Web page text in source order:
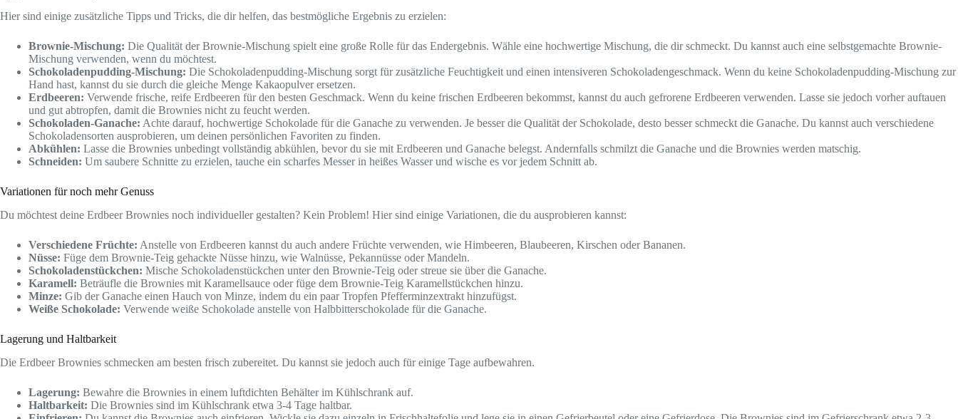
Hier sind einige zusätzliche Tipps und Tricks, die dir helfen, das bestmögliche Ergebnis zu erzielen:
Brownie-Mischung: Die Qualität der Brownie-Mischung spielt eine große Rolle für das Endergebnis. Wähle eine hochwertige Mischung, die dir schmeckt. Du kannst auch eine selbstgemachte Brownie-
Mischung verwenden, wenn du möchtest.
Schokoladenpudding-Mischung: Die Schokoladenpudding-Mischung sorgt für zusätzliche Feuchtigkeit und einen intensiveren Schokoladengeschmack. Wenn du keine Schokoladenpudding-Mischung zur
Hand hast, kannst du sie durch die gleiche Menge Kakaopulver ersetzen.
Erdbeeren: Verwende frische, reife Erdbeeren für den besten Geschmack. Wenn du keine frischen Erdbeeren bekommst, kannst du auch gefrorene Erdbeeren verwenden. Lasse sie jedoch vorher auftauen
und gut abtropfen, damit die Brownies nicht zu feucht werden.
Schokoladen-Ganache: Achte darauf, hochwertige Schokolade für die Ganache zu verwenden. Je besser die Qualität der Schokolade, desto besser schmeckt die Ganache. Du kannst auch verschiedene
Schokoladensorten ausprobieren, um deinen persönlichen Favoriten zu finden.
Abkühlen: Lasse die Brownies unbedingt vollständig abkühlen, bevor du sie mit Erdbeeren und Ganache belegst. Andernfalls schmilzt die Ganache und die Brownies werden matschig.
Schneiden: Um saubere Schnitte zu erzielen, tauche ein scharfes Messer in heißes Wasser und wische es vor jedem Schnitt ab.
Variationen für noch mehr Genuss
Du möchtest deine Erdbeer Brownies noch individueller gestalten? Kein Problem! Hier sind einige Variationen, die du ausprobieren kannst:
Verschiedene Früchte: Anstelle von Erdbeeren kannst du auch andere Früchte verwenden, wie Himbeeren, Blaubeeren, Kirschen oder Bananen.
Nüsse: Füge dem Brownie-Teig gehackte Nüsse hinzu, wie Walnüsse, Pekannüsse oder Mandeln.
Schokoladenstückchen: Mische Schokoladenstückchen unter den Brownie-Teig oder streue sie über die Ganache.
Karamell: Beträufle die Brownies mit Karamellsauce oder füge dem Brownie-Teig Karamellstückchen hinzu.
Minze: Gib der Ganache einen Hauch von Minze, indem du ein paar Tropfen Pfefferminzextrakt hinzufügst.
Weiße Schokolade: Verwende weiße Schokolade anstelle von Halbbitterschokolade für die Ganache.
Lagerung und Haltbarkeit
Die Erdbeer Brownies schmecken am besten frisch zubereitet. Du kannst sie jedoch auch für einige Tage aufbewahren.
Lagerung: Bewahre die Brownies in einem luftdichten Behälter im Kühlschrank auf.
Haltbarkeit: Die Brownies sind im Kühlschrank etwa 3-4 Tage haltbar.